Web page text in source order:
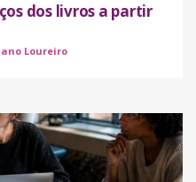
dos livros a partir
Loureiro